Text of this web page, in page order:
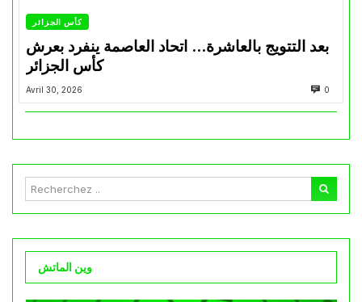
كأس الجزائر
بعد التتويج بالعاشرة… اتحاد العاصمة ينفرد بعرش
كأس الجزائر
Avril 30, 2026 0
وين الماتش